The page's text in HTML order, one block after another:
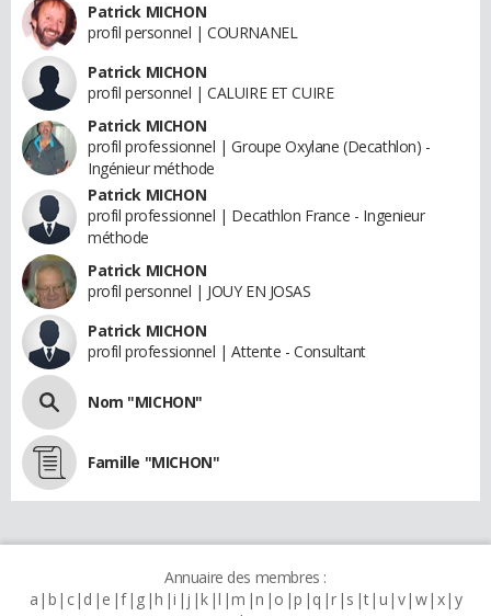
Patrick MICHON
profil personnel | COURNANEL
Patrick MICHON
profil personnel | CALUIRE ET CUIRE
Patrick MICHON
profil professionnel | Groupe Oxylane (Decathlon) -
Ingénieur méthode
Patrick MICHON
profil professionnel | Decathlon France - Ingenieur
méthode
Patrick MICHON
profil personnel | JOUY EN JOSAS
Patrick MICHON
profil professionnel | Attente - Consultant
Nom "MICHON"
Famille "MICHON"
Annuaire des membres :
a b c d e f g h i j k l m n o p q r s t u v w x y